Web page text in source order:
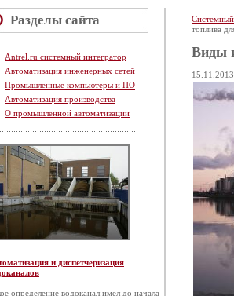
Разделы сайта
Antrel.ru системный интегратор
Автоматизация инженерных сетей
Промышленные компьютеры и ПО
Автоматизация производства
О промышленной автоматизации
и диспетчеризация
определение водоканал имел до начала
топлива
Виды